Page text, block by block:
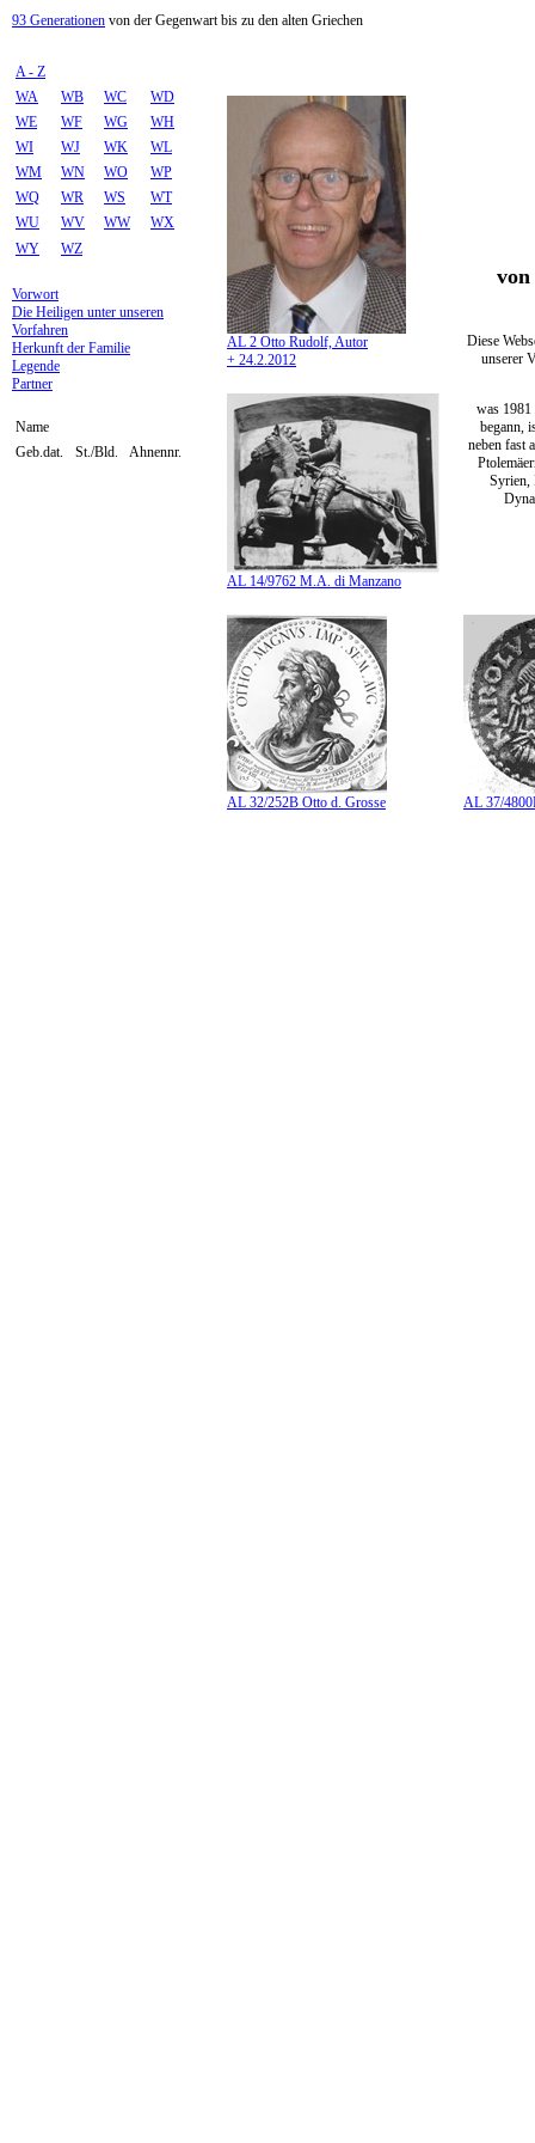
93 Generationen von der Gegenwart bis zu den alten Griechen
A - Z
WA
WB WC
WD
WE
WF WG
WH
WI
WJ WK
WL
WM
WN WO
WP
WQ
WR WS
WT
WU
WV WW
WX
WY
WZ
Vorwort
Die Heiligen unter unseren
Vorfahren
Herkunft der Familie
Legende
Partner
Name
Geb.dat.
St./Bld. Ahnennr.
AL 2 Otto Rudolf, Autor
+ 24.2.2012
von
Diese
unserer
was 1981
begann,
neben fast
Syrien,
AL 14/9762 M.A. di Manzano
AL 32/252B Otto d. Grosse AL 37/